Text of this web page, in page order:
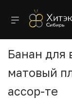
Банан для
матовый
ассор-те